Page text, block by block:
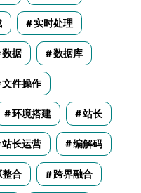
实时处理
数据 数据库
文件操作
环境搭建 站长
站长运营 编解码
合 跨界融合